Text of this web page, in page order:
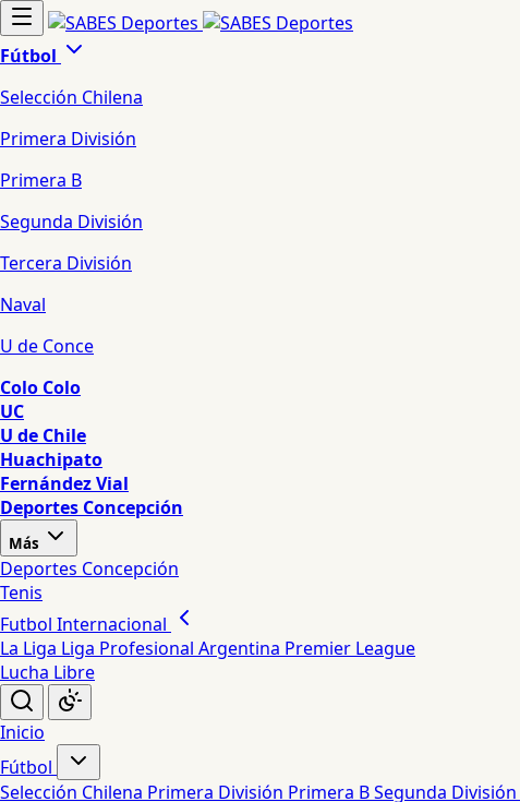
Fútbol
Selección Chilena
Primera División
Primera B
Segunda División
Tercera División
Naval
U de Conce
Colo Colo
UC
U de Chile
Huachipato
Fernández Vial
Deportes Concepción
Más
Deportes Concepción
Tenis
Futbol Internacional
La Liga Liga Profesional Argentina Premier League
Lucha Libre
Inicio
Fútbol
Selección Chilena Primera División Primera BSegunda División